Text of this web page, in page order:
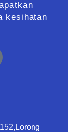
kesihatan